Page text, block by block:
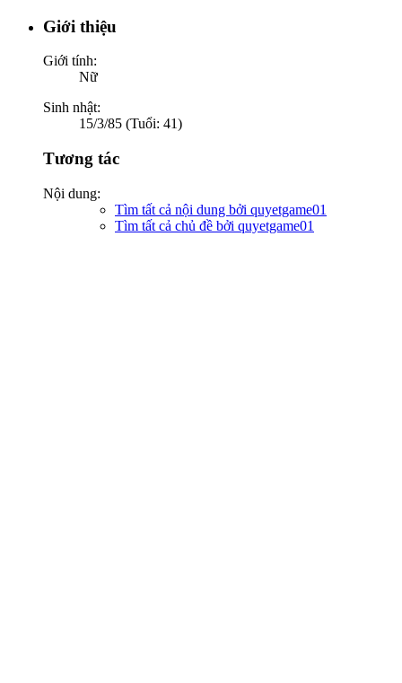
Giới thiệu
Giới tính:
Nữ
Sinh nhật:
15/3/85 (Tuổi: 41)
Tương tác
Nội dung:
Tìm tất cả nội dung bởi quyetgame01
Tìm tất cả chủ đề bởi quyetgame01